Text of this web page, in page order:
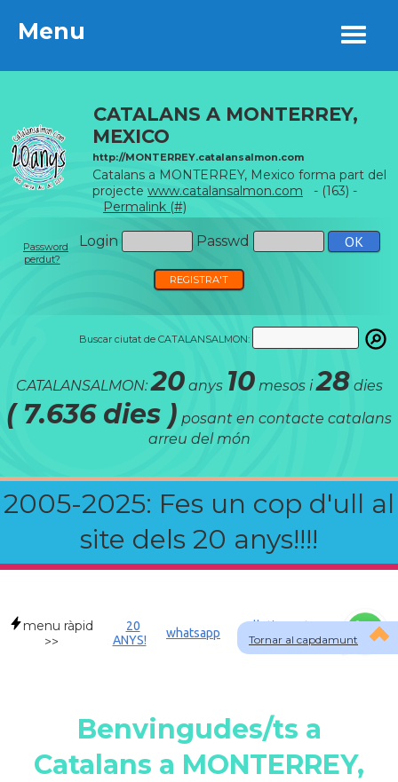
Menu
CATALANS A MONTERREY,
MEXICO
http://MONTERREY.catalansalmon.com
Catalans a MONTERREY, Mexico forma part del
projecte www.catalansalmon.com - (163) -
Permalink (#)
Login Passwd
Password
perdut?
REGISTRA'T
Buscar ciutat de CATALANSALMON:
CATALANSALMON:20anys 10mesos i28 dies
( 7.636 dies ) posant en contacte catalans
arreu del món
2005-2025: Fes un cop d'ull al
site dels 20 anys!!!!
Menu
Tornar al capdamunt
menu ràpid
>>
20
ANYS!
whatsapp
Allotjament a
MEX
Benvingudes/ts a
Catalans a MONTERREY,